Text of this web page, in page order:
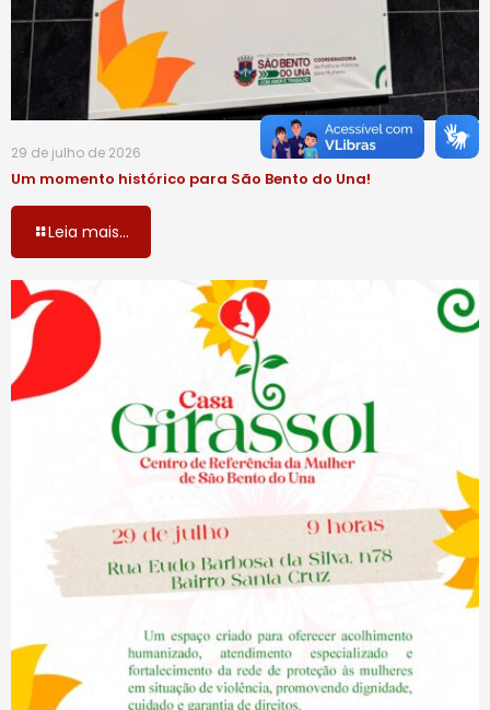
29 de julho de 2026
Um momento histórico para São Bento do Una!
Leia mais...